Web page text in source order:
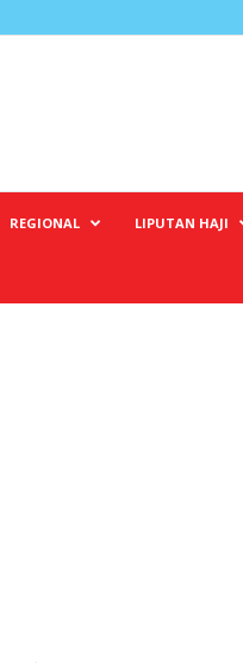
REGIONAL LIPUTAN HAJI